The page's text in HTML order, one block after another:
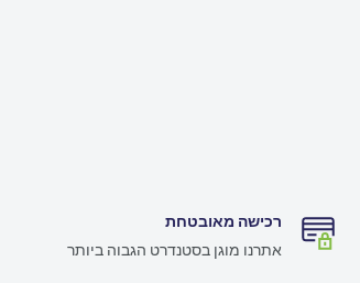
רכישה מאובטחת
אתרנו מוגן בסטנדרט הגבוה ביותר